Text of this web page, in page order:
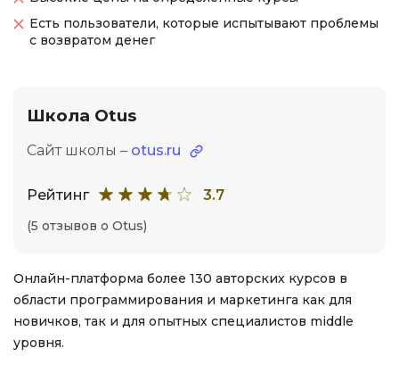
Есть пользователи, которые испытывают проблемы
с возвратом денег
Школа Otus
Сайт школы – otus.ru
Рейтинг 3.7
(5 отзывов о Otus)
Онлайн-платформа более 130 авторских курсов в
области программирования и маркетинга как для
новичков, так и для опытных специалистов middle
уровня.